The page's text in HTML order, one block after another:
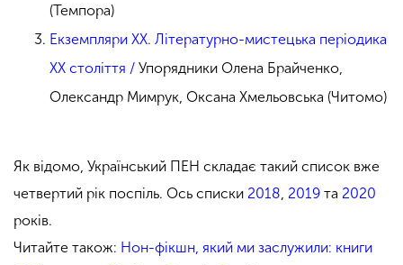
(Темпора)
Екземпляри ХХ. Літературно-мистецька періодика
ХХ століття / Упорядники Олена Брайченко,
Олександр Мимрук, Оксана Хмельовська (Читомо)
Як відомо, Український ПЕН складає такий список вже
четвертий рік поспіль. Ось списки 2018, 2019 та 2020
років.
Читайте також: Нон-фікшн, який ми заслужили: книги